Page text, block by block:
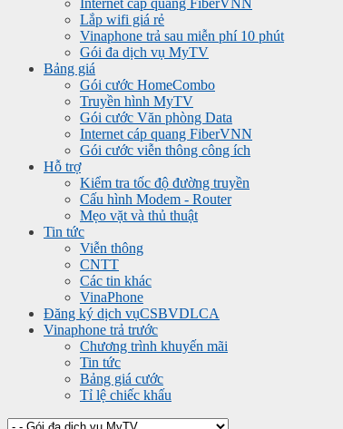
Internet cáp quang FiberVNN
Lắp wifi giá rẻ
Vinaphone trả sau miễn phí 10 phút
Gói đa dịch vụ MyTV
Bảng giá
Gói cước HomeCombo
Truyền hình MyTV
Gói cước Văn phòng Data
Internet cáp quang FiberVNN
Gói cước viễn thông công ích
Hỗ trợ
Kiểm tra tốc độ đường truyền
Cấu hình Modem - Router
Mẹo vặt và thủ thuật
Tin tức
Viễn thông
CNTT
Các tin khác
VinaPhone
Đăng ký dịch vụCSBVDLCA
Vinaphone trả trước
Chương trình khuyến mãi
Tin tức
Bảng giá cước
Tỉ lệ chiếc khấu